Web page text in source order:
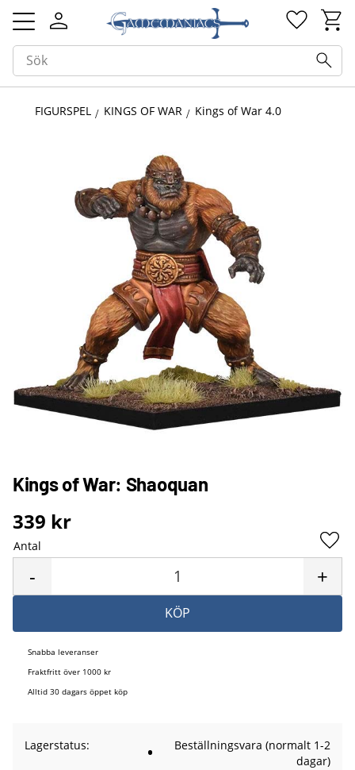
Meny
FIGURSPEL KINGS OF WAR Kings of War 4.0
Kings of War: Shaoquan
339 kr
Antal
+
-
KÖP
Snabba leveranser
Fraktfritt över 1000 kr
Alltid 30 dagars öppet köp
Lagerstatus
Beställningsvara (normalt 1-2
dagar)